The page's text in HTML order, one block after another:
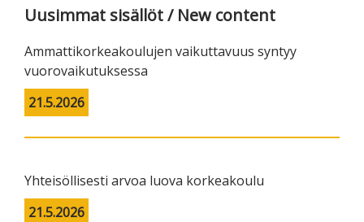
Uusimmat sisällöt / New content
Ammattikorkeakoulujen vaikuttavuus syntyy
vuorovaikutuksessa
21.5.2026
Yhteisöllisesti arvoa luova korkeakoulu
21.5.2026